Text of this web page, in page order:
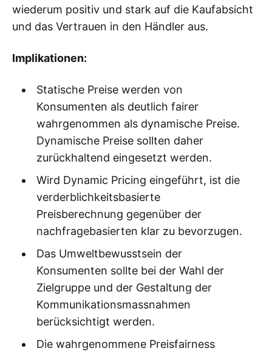
wiederum positiv und stark auf die Kaufabsicht
und das Vertrauen in den Händler aus.
Implikationen:
Statische Preise werden von
Konsumenten als deutlich fairer
wahrgenommen als dynamische Preise.
Dynamische Preise sollten daher
zurückhaltend eingesetzt werden.
Wird Dynamic Pricing eingeführt, ist die
verderblichkeitsbasierte
Preisberechnung gegenüber der
nachfragebasierten klar zu bevorzugen.
Das Umweltbewusstsein der
Konsumenten sollte bei der Wahl der
Zielgruppe und der Gestaltung der
Kommunikationsmassnahmen
berücksichtigt werden.
Die wahrgenommene Preisfairness